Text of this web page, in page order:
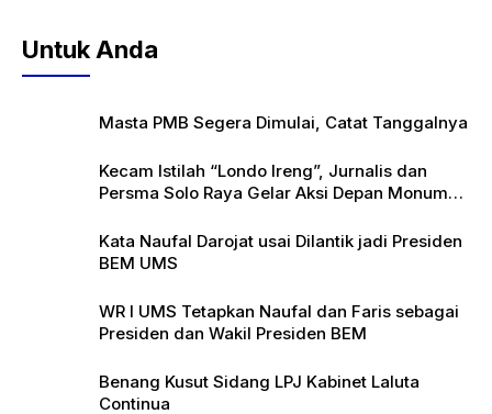
Untuk Anda
Masta PMB Segera Dimulai, Catat Tanggalnya
Kecam Istilah “Londo Ireng”, Jurnalis dan
Persma Solo Raya Gelar Aksi Depan Monumen
Kata Naufal Darojat usai Dilantik jadi Presiden
BEM UMS
WR I UMS Tetapkan Naufal dan Faris sebagai
Presiden dan Wakil Presiden BEM
Benang Kusut Sidang LPJ Kabinet Laluta
Continua